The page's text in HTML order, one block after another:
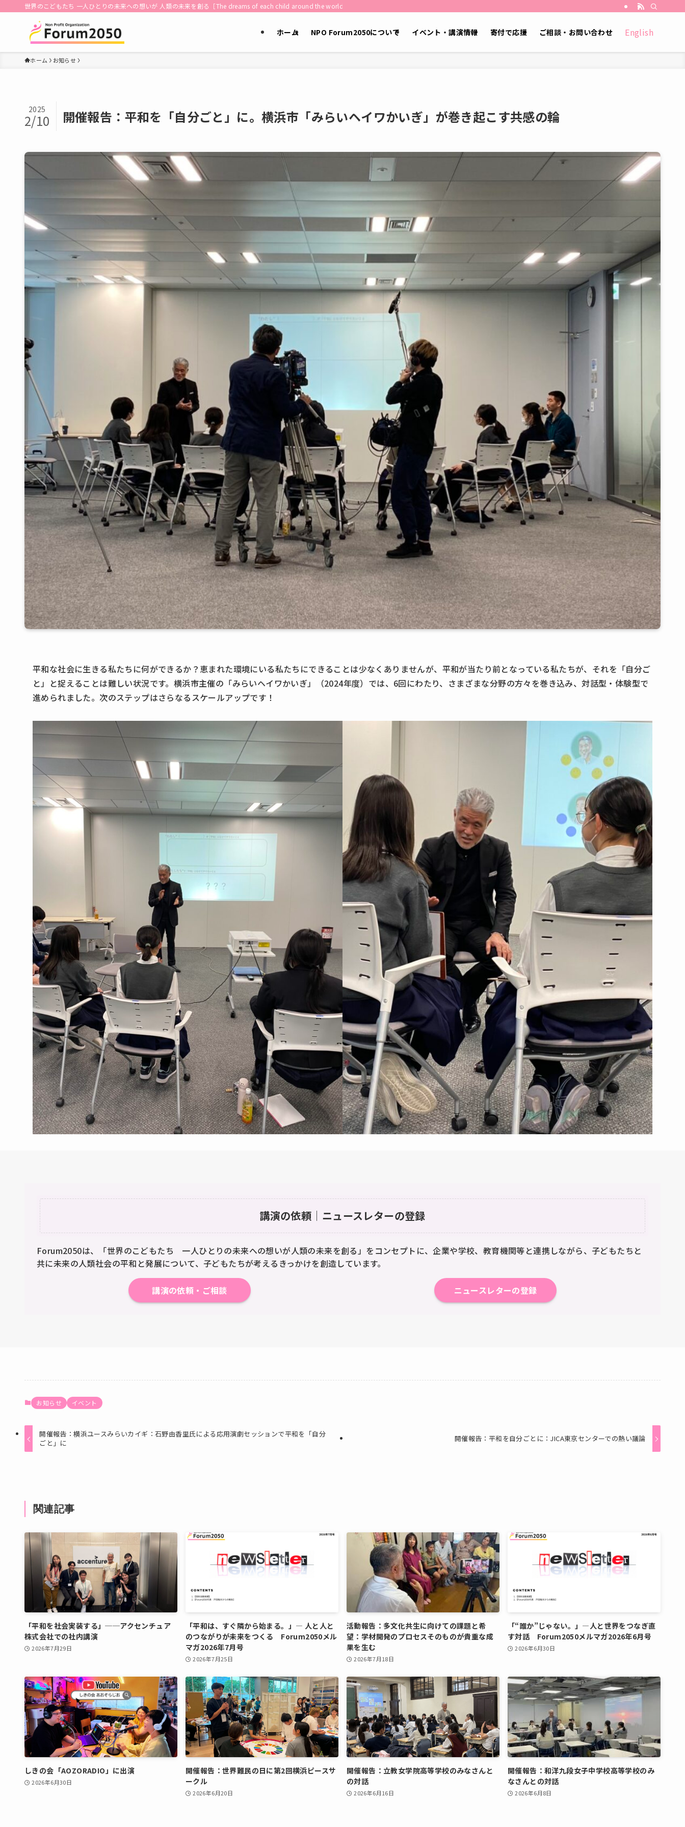
世界のこどもたち 一人ひとりの未来への想いが 人類の未来を創る［The dreams of each child around the world shape the future of humanity.］
ホーム NPO Forum2050について イベント・講演情報 寄付で応援 ご相談・お問い合わせ English
ホーム お知らせ
開催報告：平和を「自分ごと」に。横浜市「みらいヘイワかいぎ」が巻き起こす共感の輪
2025
2/10
平和な社会に生きる私たちに何ができるか？恵まれた環境にいる私たちにできることは少なくありませんが、平和が当たり前となっている私たちが、それを「自分ご
と」と捉えることは難しい状況です。横浜市主催の「みらいヘイワかいぎ」（2024年度）では、6回にわたり、さまざまな分野の方々を巻き込み、対話型・体験型で
進められました。次のステップはさらなるスケールアップです！
講演の依頼 ｜ ニュースレターの登録
Forum2050は、「世界のこどもたち 一人ひとりの未来への想いが人類の未来を創る」をコンセプトに、企業や学校、教育機関等と連携しながら、子どもたちと
共に未来の人類社会の平和と発展について、子どもたちが考えるきっかけを創造しています。
講演の依頼・ご相談 ニュースレターの登録
お知らせ イベント
開催報告：横浜ユースみらいカイギ：石野由香里氏による応用演劇セッションで平和を「自分
ごと」に
開催報告：平和を自分ごとに：JICA東京センターでの熱い議論
関連記事
「平和を社会実装する」──アクセンチュア
株式会社での社内講演
2026年7月29日
「平和は、すぐ隣から始まる。」― 人と人と
のつながりが未来をつくる Forum2050メル
マガ2026年7月号
2026年7月25日
活動報告：多文化共生に向けての課題と希
望：学材開発のプロセスそのものが貴重な成
果を生む
2026年7月18日
「“誰か”じゃない。」―人と世界をつなぎ直
す対話 Forum2050メルマガ2026年6月号
2026年6月30日
しきの会「AOZORADIO」に出演
2026年6月30日
開催報告：世界難民の日に第2回横浜ピースサ
ークル
2026年6月20日
開催報告：立教女学院高等学校のみなさんと
の対話
2026年6月16日
開催報告：和洋九段女子中学校高等学校のみ
なさんとの対話
2026年6月8日